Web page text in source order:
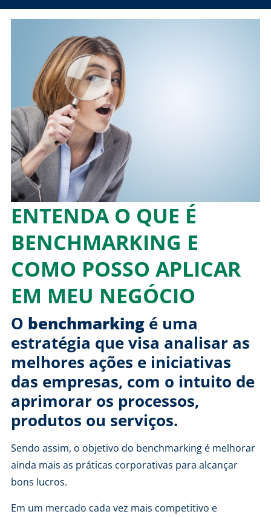
ENTENDA O QUE É
BENCHMARKING E
COMO POSSO APLICAR
EM MEU NEGÓCIO
O benchmarkingé uma
estratégia que visa analisar as
melhores ações e iniciativas
das empresas, com o intuito de
aprimorar os processos,
produtos ou serviços.
Sendo assim, o objetivo do benchmarking é melhorar
ainda mais as práticas corporativas para alcançar
bons lucros.
Em um mercado cada vez mais competitivo e